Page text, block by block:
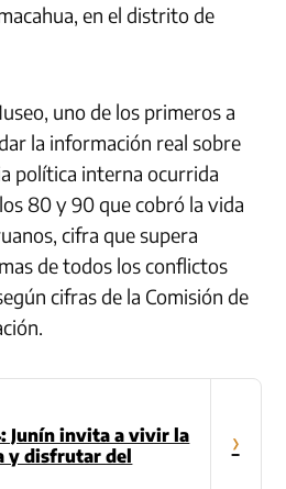
en el distrito de
uno de los primeros a
la información real sobre
política interna ocurrida
80 y 90 que cobró la vida
cifra que supera
de todos los conflictos
cifras de la Comisión de
Junín invita a vivir la
y disfrutar del
›